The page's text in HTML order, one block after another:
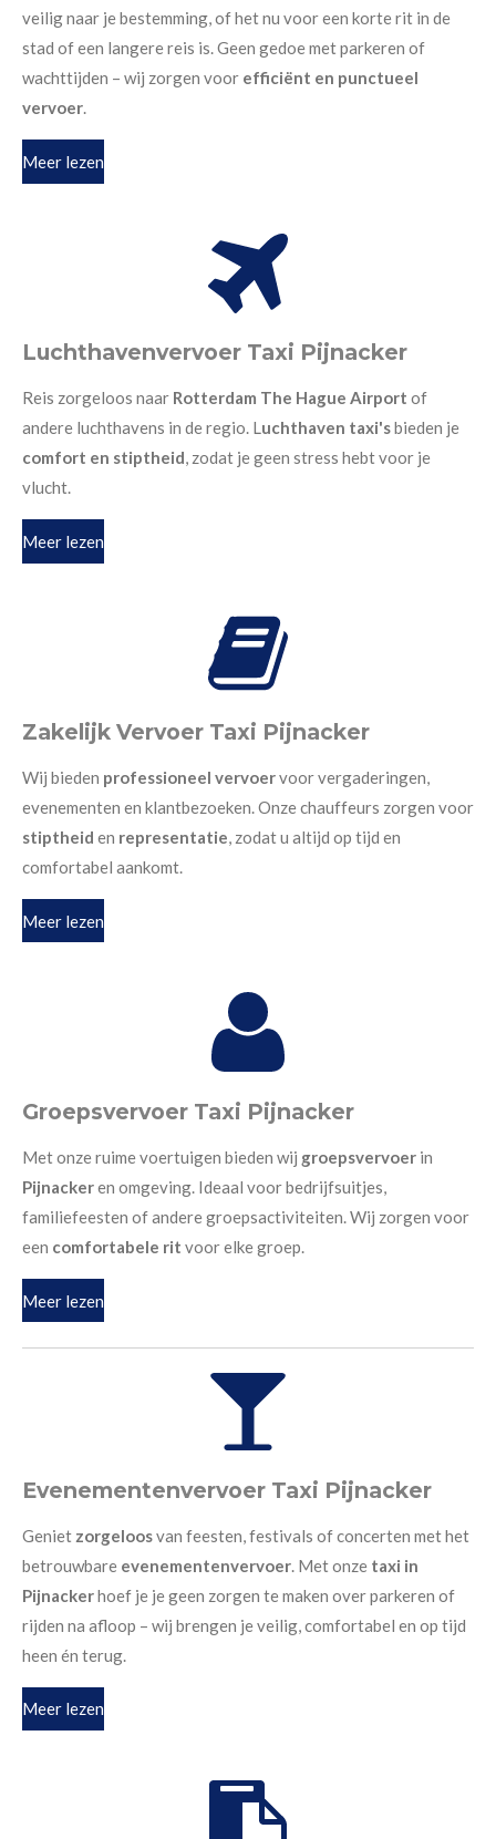
veilig naar je bestemming, of het nu voor een korte rit in de
stad of een langere reis is. Geen gedoe met parkeren of
wachttijden – wij zorgen voor efficiënt en punctueel
vervoer.
Meer lezen
Luchthavenvervoer Taxi Pijnacker
Reis zorgeloos naar Rotterdam The Hague Airport of
andere luchthavens in de regio. Luchthaven taxi'sbieden je
comfort en stiptheid, zodat je geen stress hebt voor je
vlucht.
Meer lezen
Zakelijk Vervoer Taxi Pijnacker
Wij bieden professioneel vervoervoor vergaderingen,
evenementen en klantbezoeken. Onze chauffeurs zorgen voor
stiptheid en representatie, zodat u altijd op tijd en
comfortabel aankomt.
Meer lezen
Groepsvervoer Taxi Pijnacker
Met onze ruime voertuigen bieden wij groepsvervoer in
Pijnackeren omgeving. Ideaal voor bedrijfsuitjes,
familiefeesten of andere groepsactiviteiten. Wij zorgen voor
een comfortabele rit voor elke groep.
Meer lezen
Evenementenvervoer Taxi Pijnacker
Geniet zorgeloosvan feesten, festivals of concerten met het
betrouwbare evenementenvervoer. Met onze taxi in
Pijnackerhoef je je geen zorgen te maken over parkeren of
rijden na afloop – wij brengen je veilig, comfortabel en op tijd
heen én terug.
Meer lezen